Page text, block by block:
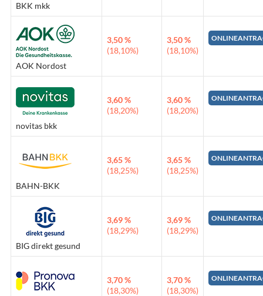
BKK mkk
AOK Nordost
3,50 %
(18,10%)
3,50 %
(18,10%)
novitas bkk
3,60 %
(18,20%)
3,60 %
(18,20%)
BAHN-BKK
3,65 %
(18,25%)
3,65 %
(18,25%)
BIG direkt gesund
3,69 %
(18,29%)
3,69 %
(18,29%)
3,70 %
(18,30%)
3,70 %
(18,30%)